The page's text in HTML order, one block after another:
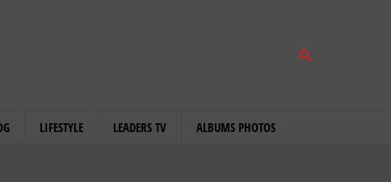
LIFESTYLE LEADERS TV ALBUMS PHOTOS